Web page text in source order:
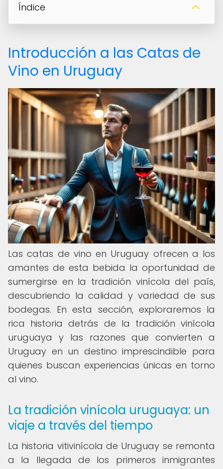
Índice
Introducción a las Catas de
Vino en Uruguay
Las catas de vino en Uruguay ofrecen a los
amantes de esta bebida la oportunidad de
sumergirse en la tradición vinícola del país,
descubriendo la calidad y variedad de sus
bodegas. En esta sección, exploraremos la
rica historia detrás de la tradición vinícola
uruguaya y las razones que convierten a
Uruguay en un destino imprescindible para
quienes buscan experiencias únicas en torno
al vino.
La tradición vinícola uruguaya: un
viaje a través del tiempo
La historia vitivinícola de Uruguay se remonta
a la llegada de los primeros inmigrantes